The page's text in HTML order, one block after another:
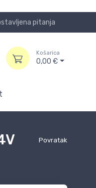
pitanja
Košarica
0,00 €
Povratak